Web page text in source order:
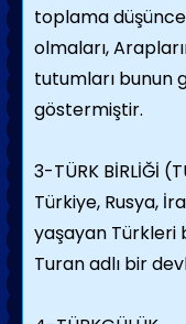
toplama
olmaları,
tutumları bunun
göstermiştir.
3-TÜRK BİRLİĞİ
Türkiye, Rusya,
yaşayan Türkleri
Turan adlı bir